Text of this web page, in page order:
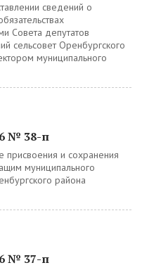
сведений о
Совета депутатов
сельсовет Оренбургского
муниципального
№ 38-п
и сохранения
муниципального
района
№ 37-п